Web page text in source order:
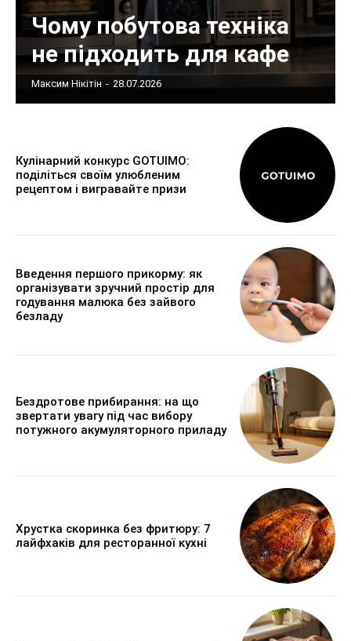
Чому побутова техніка
не підходить для кафе
Максим Нікітін - 28.07.2026
Кулінарний конкурс GOTUIMO:
поділіться своїм улюбленим
рецептом і вигравайте призи
Введення першого прикорму: як
організувати зручний простір для
годування малюка без зайвого
безладу
Бездротове прибирання: на що
звертати увагу під час вибору
потужного акумуляторного приладу
Хрустка скоринка без фритюру: 7
лайфхаків для ресторанної кухні